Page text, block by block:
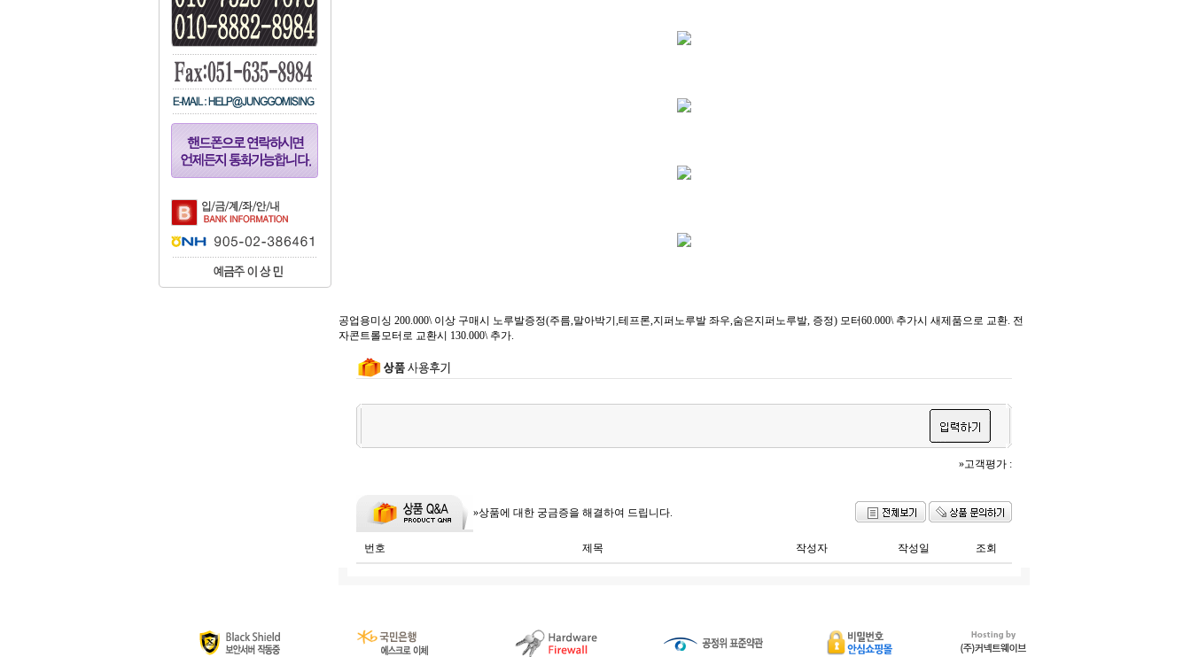
공업용미싱 200.000\ 이상 구매시 노루발증정(주름,말아박기,테프론,지퍼노루발 좌우,숨은지퍼노루발, 증정) 모터60.000\ 추가시 새제품으로 교환. 전
자콘트롤모터로 교환시 130.000\ 추가.
»고객평가 :
»상품에 대한 궁금증을 해결하여 드립니다.
번호 제목 작성자 작성일 조회